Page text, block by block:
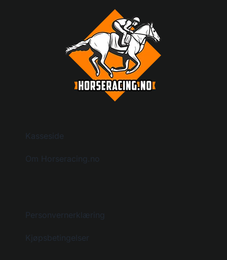
Kasseside
Om Horseracing.no
Personvernerklæring
Kjøpsbetingelser